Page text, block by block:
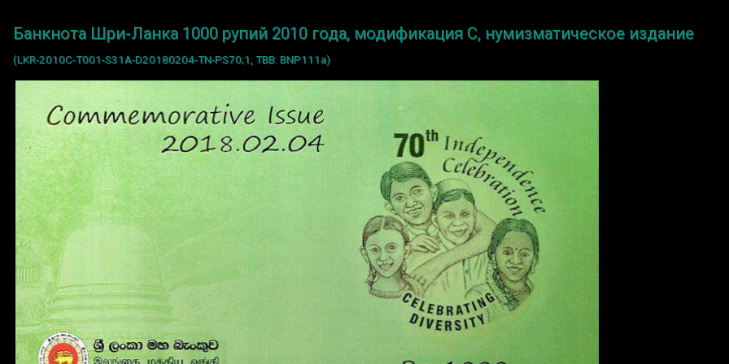
Банкнота Шри-Ланка 1000 рупий 2010 года, модификация C, нумизматическое издание
(LKR-2010C-T001-S31A-D20180204-TN-PS70;1, TBB: BNP111a)